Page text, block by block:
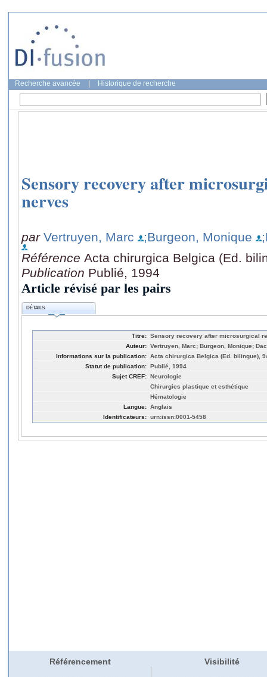
Recherche avancée Historique de recherche
Sensory recovery after
nerves
par Vertruyen, Marc ;Burgeon, Monique
Référence Acta chirurgica Belgica (Ed.
Publication Publié, 1994
Article révisé par les pairs
DÉTAILS
Titre: Sensory recovery after microsurgical
Auteur: Vertruyen, Marc; Burgeon, Monique;
Informations sur la publication: Acta chirurgica Belgica (Ed. bilingue),
Statut de publication: Publié, 1994
Sujet CREF: Neurologie
Chirurgies plastique et esthétique
Hématologie
Langue: Anglais
Identificateurs: urn:issn:0001-5458
Référencement Visibilité